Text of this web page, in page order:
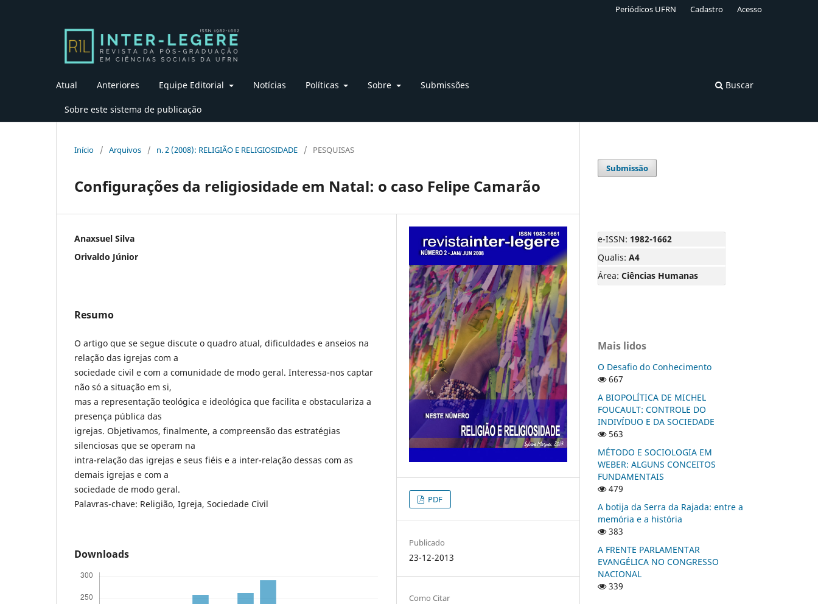
Atual Anteriores Equipe Editorial Notícias Políticas Sobre Submissões
Sobre este sistema de publicação
Buscar
Periódicos UFRN Cadastro Acesso
Início / Arquivos / n. 2 (2008): RELIGIÃO E RELIGIOSIDADE / PESQUISAS
Configurações da religiosidade em Natal: o caso Felipe Camarão
Anaxsuel Silva
Orivaldo Júnior
Resumo
O artigo que se segue discute o quadro atual, dificuldades e anseios na
relação das igrejas com a
sociedade civil e com a comunidade de modo geral. Interessa-nos captar
não só a situação em si,
mas a representação teológica e ideológica que facilita e obstaculariza a
presença pública das
igrejas. Objetivamos, finalmente, a compreensão das estratégias
silenciosas que se operam na
intra-relação das igrejas e seus fiéis e a inter-relação dessas com as
demais igrejas e com a
sociedade de modo geral.
Palavras-chave: Religião, Igreja, Sociedade Civil
Downloads
PDF
Publicado
23-12-2013
Como Citar
Submissão
e-ISSN: 1982-1662
Qualis: A4
Área: Ciências Humanas
Mais lidos
O Desafio do Conhecimento
667
A BIOPOLÍTICA DE MICHEL
FOUCAULT: CONTROLE DO
INDIVÍDUO E DA SOCIEDADE
563
MÉTODO E SOCIOLOGIA EM
WEBER: ALGUNS CONCEITOS
FUNDAMENTAIS
479
A botija da Serra da Rajada: entre a
memória e a história
383
A FRENTE PARLAMENTAR
EVANGÉLICA NO CONGRESSO
NACIONAL
339